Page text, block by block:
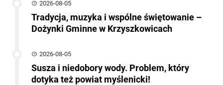
2026-08-05
Tradycja, muzyka i wspólne świętowanie –
Dożynki Gminne w Krzyszkowicach
2026-08-05
Susza i niedobory wody. Problem, który
dotyka też powiat myślenicki!